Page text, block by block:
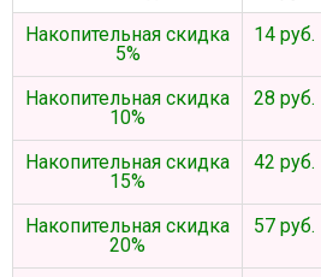
Накопительная скидка
5%
14 руб.
Накопительная скидка
10%
28 руб.
Накопительная скидка
15%
42 руб.
Накопительная скидка
20%
57 руб.